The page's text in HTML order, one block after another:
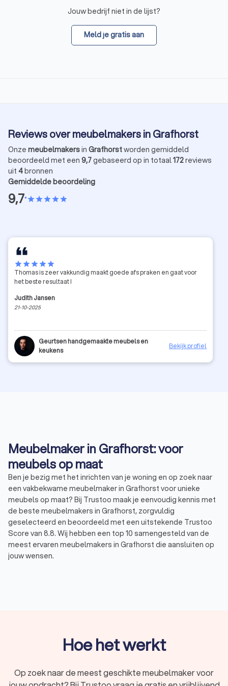
Jouw bedrijf niet in de lijst?
Meld je gratis aan
Reviews over meubelmakers in Grafhorst
Onze meubelmakersin Grafhorstworden gemiddeld
beoordeeld met een 9,7gebaseerd op in totaal172reviews
uit 4bronnen
Gemiddelde beoordeling
9,7•starstarstarstarstar
starstarstarstarstar
Thomas is zeer vakkundig maakt goede afs praken en gaat voor
het beste resultaat !
Judith Jansen
21-10-2025
Geurtsen handgemaakte meubels en
keukens
Bekijk profiel
Meubelmaker in Grafhorst: voor
meubels op maat
Ben je bezig met het inrichten van je woning en op zoek naar
een vakbekwame meubelmaker in Grafhorst voor unieke
meubels op maat? Bij Trustoo maak je eenvoudig kennis met
de beste meubelmakers in Grafhorst, zorgvuldig
geselecteerd en beoordeeld met een uitstekende Trustoo
Score van 8.8. Wij hebben een top 10 samengesteld van de
meest ervaren meubelmakers in Grafhorst die aansluiten op
jouw wensen.
Wat doet een meubelmaker?
gespecialiseerd is in het maken en ontwerpen van meubels
op maat. Denk hierbij aan op maat gemaakte kasten, tafels,
Hoe het werkt
Op zoek naar de meest geschikte meubelmaker voor